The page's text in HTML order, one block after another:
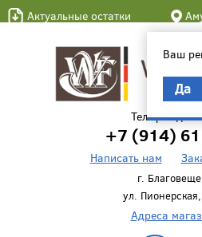
Актуальные остатки
Ваш
Да
Телефон для
+7 (914)
Написать нам
г.
ул.
Адреса